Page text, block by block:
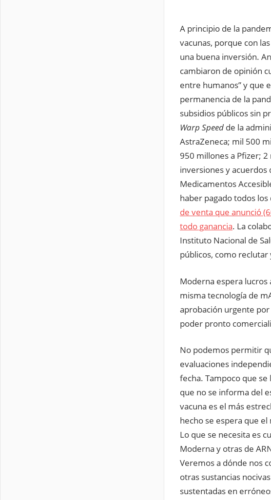
A principio de la
vacunas, porque con
una buena inversión.
cambiaron de opinión
entre humanos” y que
permanencia de la
subsidios públicos sin
Warp Speed de la
AstraZeneca; mil 500
950 millones a Pfizer;
inversiones y acuerdos
Medicamentos
haber pagado todos
de venta que anunció
todo ganancia. La
Instituto Nacional de
públicos, como
Moderna espera lucros
misma tecnología de
aprobación urgente
poder pronto
No podemos permitir
evaluaciones
fecha. Tampoco que
que no se informa del
vacuna es el más
hecho se espera que
Lo que se necesita es
Moderna y otras de
Veremos a dónde nos
otras sustancias
sustentadas en